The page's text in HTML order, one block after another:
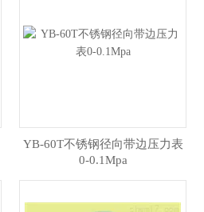
YB-60T不锈钢径向带边压力表
0-0.1Mpa